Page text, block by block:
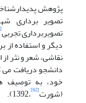
پژوهش
تصویر برداری
تصویربرداری تجربی[61]
دیگر و استفاده از
نقاشی، شعر و نثر
دانشجو دریافت
خود، به توصیف
(شورت[62]
،1392).